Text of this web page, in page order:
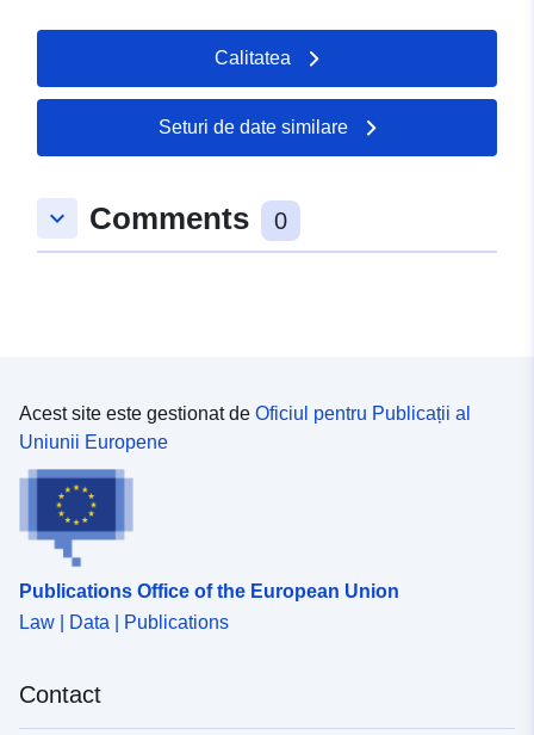
uriRef:
http://data.europa.eu/88u/dataset/
waterplantenbedekking-
ijsselmeergebied-gekroesd-
2018
Calitatea
Seturi de date similare
keyboard_arrow_down Comments 0
Acest site este gestionat de Oficiul pentru Publicații al
Uniunii Europene
Publications Office of the European Union
Law | Data | Publications
Contact